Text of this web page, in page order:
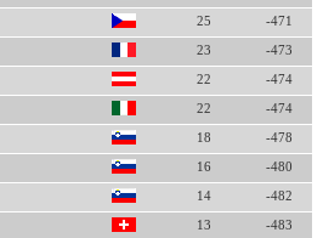
25 -471
23 -473
22 -474
22 -474
18 -478
16 -480
14 -482
13 -483